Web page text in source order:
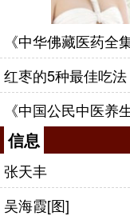
本伤寒 妊娠中药用
《中华佛藏医药全
红枣的5种最佳吃法
《中国公民中医
信息
张天丰
吴海霞[图]